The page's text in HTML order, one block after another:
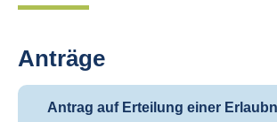
Anträge
Antrag auf Erteilung einer